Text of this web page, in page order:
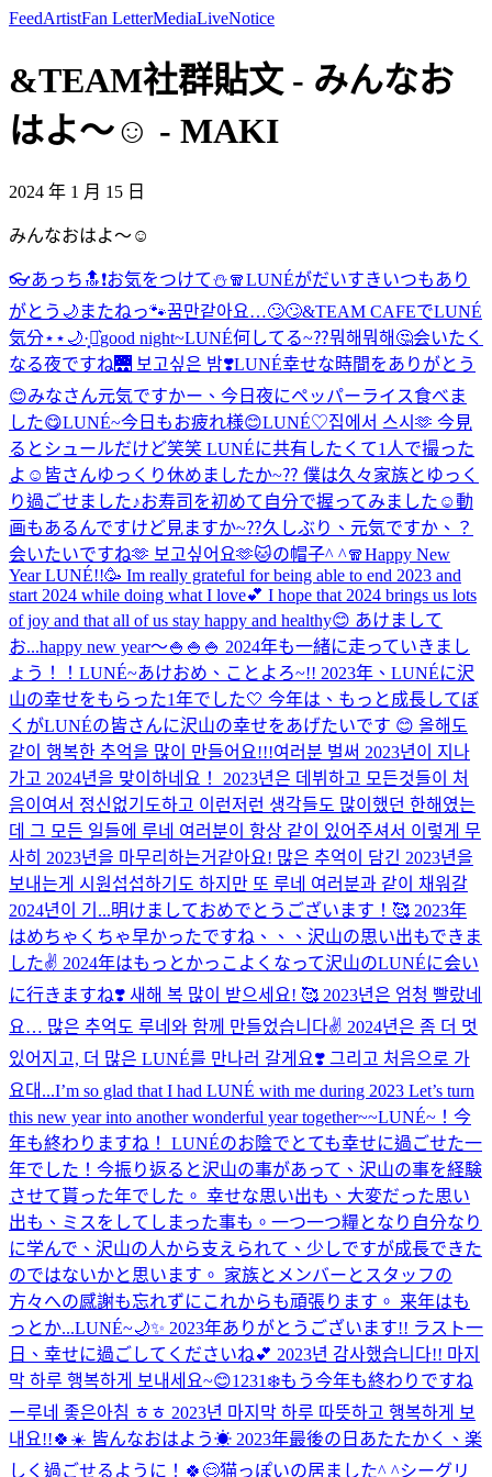
FeedArtistFan LetterMediaLiveNotice
&TEAM社群貼文 - みんなお
はよ〜☺️ - MAKI
2024 年 1 月 15 日
みんなおはよ〜☺️
👓あっち🔝❗️お気をつけて⛄️🧣LUNÉがだいすき いつもあり
がとう🌙 またねっ🐾꿈만같아요…🙄🙄&TEAM CAFEでLUNÉ
気分⋆⋆🌙·̩͙‪⋆͛good night~LUNÉ何してる~⁇뭐해뭐해🤔会いたく
なる夜ですね🌉 보고싶은 밤❣️LUNÉ幸せな時間をありがとう
😊みなさん元気ですかー、今日夜にペッパーライス食べま
した😋LUNÉ~今日もお疲れ様😊LUNÉ♡집에서 스시🫶 今見
るとシュールだけど笑笑 LUNÉに共有したくて1人で撮った
よ☺️ 皆さんゆっくり休めましたか~⁇ 僕は久々家族とゆっく
り過ごせました♪お寿司を初めて自分で握ってみました☺️動
画もあるんですけど見ますか~⁇久しぶり、元気ですか、？
会いたいですね🫶 보고싶어요🫶🐱の帽子^ ^🧣Happy New
Year LUNÉ!!🥳 Im really grateful for being able to end 2023 and
start 2024 while doing what I love💕 I hope that 2024 brings us lots
of joy and that all of us stay happy and healthy😊 あけまして
お...happy new year〜🍚🍚🍚 2024年も一緒に走っていきまし
ょう！！ LUNÉ~あけおめ、ことよろ~!! 2023年、LUNÉに沢
山の幸せをもらった1年でした🤍 今年は、もっと成長してぼ
くがLUNÉの皆さんに沢山の幸せをあげたいです 😊 올해도
같이 행복한 추억을 많이 만들어요!!!여러분 벌써 2023년이 지나
가고 2024년을 맞이하네요！ 2023년은 데뷔하고 모든것들이 처
음이여서 정신없기도하고 이런저런 생각들도 많이했던 한해였는
데 그 모든 일들에 루네 여러분이 항상 같이 있어주셔서 이렇게 무
사히 2023년을 마무리하는거같아요! 많은 추억이 담긴 2023년을
보내는게 시원섭섭하기도 하지만 또 루네 여러분과 같이 채워갈
2024년이 기...明けましておめでとうございます！🥰 2023年
はめちゃくちゃ早かったですね、、、沢山の思い出もできま
した✌️ 2024年はもっとかっこよくなって沢山のLUNÉに会い
に行きますね❣️ 새해 복 많이 받으세요! 🥰 2023년은 엄청 빨랐네
요… 많은 추억도 루네와 함께 만들었습니다✌️ 2024년은 좀 더 멋
있어지고, 더 많은 LUNÉ를 만나러 갈게요❣️ 그리고 처음으로 가
요대...I’m so glad that I had LUNÉ with me during 2023 Let’s turn
this new year into another wonderful year together~~LUNÉ~！今
年も終わりますね！ LUNÉのお陰でとても幸せに過ごせた一
年でした！今振り返ると沢山の事があって、沢山の事を経験
させて貰った年でした。 幸せな思い出も、大変だった思い
出も、ミスをしてしまった事も。一つ一つ糧となり自分なり
に学んで、沢山の人から支えられて、少しですが成長できた
のではないかと思います。 家族とメンバーとスタッフの
方々への感謝も忘れずにこれからも頑張ります。 来年はも
っとか...LUNÉ~🌙✨️ 2023年ありがとうございます!! ラスト一
日、幸せに過ごしてくださいね💕︎ 2023년 감사했습니다!! 마지
막 하루 행복하게 보내세요~😊1231❄️もう今年も終わりですね
ー루네 좋은아침 ㅎㅎ 2023년 마지막 하루 따뜻하고 행복하게 보
내요!!🍀☀️ 皆んなおはよう☀ 2023年最後の日あたたかく、楽
しく過ごせるように！🍀😊猫っぽいの居ました^ ^シーグリ